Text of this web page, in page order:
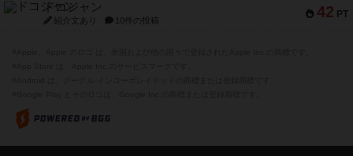
42 PT
ドコジャン
紹介文あり 10件の投稿